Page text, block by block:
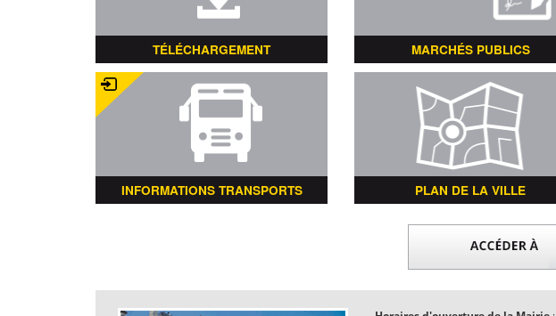
TÉLÉCHARGEMENT MARCHÉS PUBLICS
INFORMATIONS TRANSPORTS PLAN DE LA VILLE